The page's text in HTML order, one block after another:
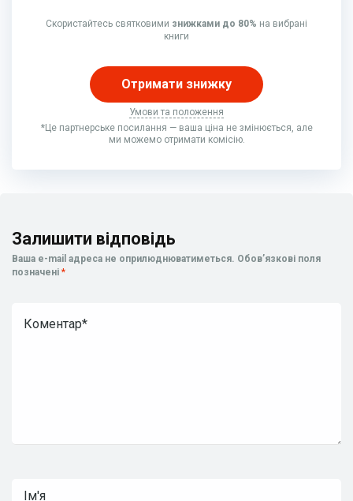
Скористайтесь святковими знижками до 80% на вибрані
книги
Отримати знижку
Умови та положення
*Це партнерське посилання — ваша ціна не змінюється, але
ми можемо отримати комісію.
Залишити відповідь
Ваша e-mail адреса не оприлюднюватиметься. Обов’язкові поля
позначені *